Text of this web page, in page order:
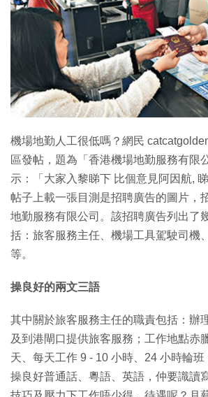
Enterprise Digital Transformation
特集
機場地勤人工很低嗎？網民
區發帖，題為「香港機場地勤服務有限
示：「大家入黎睇下 比個意見阿因航,
帖子上載一張目測是招聘廣告的圖片，
地勤服務有限公司。該招聘廣告列出了
括：旅客服務主任、機場工具駕駛司機
等。
操良好的兩文三語
其中關於旅客服務主任的職責包括：辦
及到港閘口提供旅客服務；工作地點赤
天、每天工作 9 - 10 小時、24 小時輪
操良好普通話、粵語、英語，仲要識讀